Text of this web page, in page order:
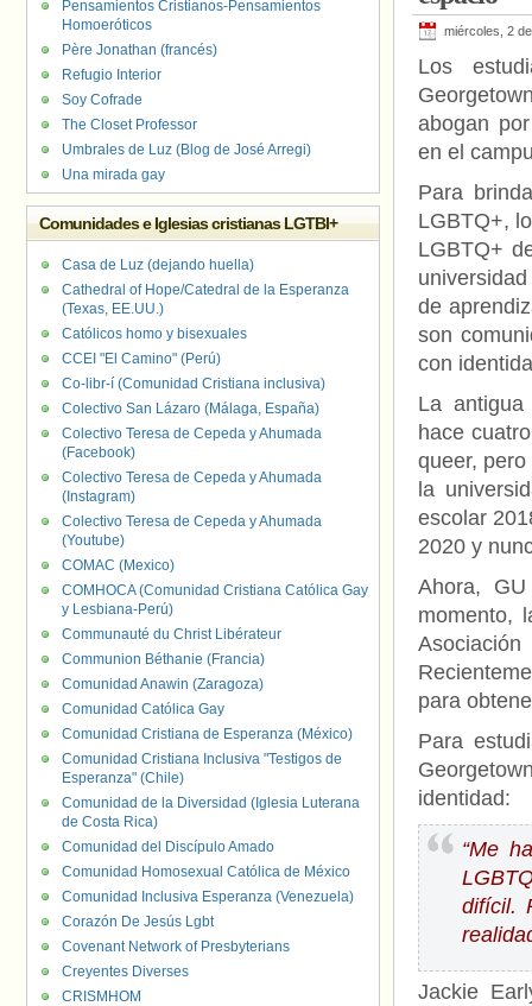
miércoles, 2
Los
abogan
en el
Para
LGBTQ+,
LGBTQ+
de
son
con
La
hace
queer,
la
escolar
2020 y
Ahora,
momento,
para
Para
identidad:
“Me
difícil.
Jackie
Pensamientos Cristianos-Pensamientos
Homoeróticos
Père Jonathan (francés)
Refugio Interior
Soy Cofrade
The Closet Professor
Umbrales de Luz (Blog de José Arregi)
Una mirada gay
Comunidades e Iglesias cristianas LGTBI+
Casa de Luz (dejando huella)
Cathedral of Hope/Catedral de la Esperanza
(Texas, EE.UU.)
Católicos homo y bisexuales
CCEI "El Camino" (Perú)
Co-libr-í (Comunidad Cristiana inclusiva)
Colectivo San Lázaro (Málaga, España)
Colectivo Teresa de Cepeda y Ahumada
(Facebook)
Colectivo Teresa de Cepeda y Ahumada
(Instagram)
Colectivo Teresa de Cepeda y Ahumada
(Youtube)
COMAC (Mexico)
COMHOCA (Comunidad Cristiana Católica Gay
y Lesbiana-Perú)
Communauté du Christ Libérateur
Communion Béthanie (Francia)
Comunidad Anawin (Zaragoza)
Comunidad Católica Gay
Comunidad Cristiana de Esperanza (México)
Comunidad Cristiana Inclusiva "Testigos de
Esperanza" (Chile)
Comunidad de la Diversidad (Iglesia Luterana
de Costa Rica)
Comunidad del Discípulo Amado
Comunidad Homosexual Católica de México
Comunidad Inclusiva Esperanza (Venezuela)
Corazón De Jesús Lgbt
Covenant Network of Presbyterians
Creyentes Diverses
CRISMHOM